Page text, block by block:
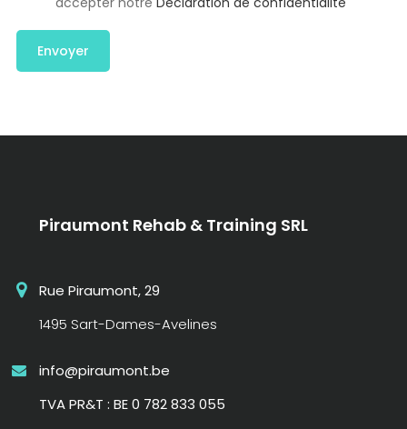
Piraumont Rehab & Training SRL
Rue Piraumont, 29
1495 Sart-Dames-Avelines
info@piraumont.be
TVA PR&T : BE 0 782 833 055